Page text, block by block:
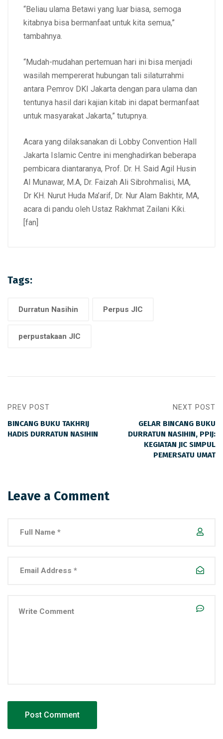
“Beliau ulama Betawi yang luar biasa, semoga
kitabnya bisa bermanfaat untuk kita semua,”
tambahnya.
“Mudah-mudahan pertemuan hari ini bisa menjadi
wasilah mempererat hubungan tali silaturrahmi
antara Pemrov DKI Jakarta dengan para ulama dan
tentunya hasil dari kajian kitab ini dapat bermanfaat
untuk masyarakat Jakarta,” tutupnya.
Acara yang dilaksanakan di Lobby Convention Hall
Jakarta Islamic Centre ini menghadirkan beberapa
pembicara diantaranya, Prof. Dr. H. Said Agil Husin
Al Munawar, M.A, Dr. Faizah Ali Sibrohmalisi, MA,
Dr KH. Nurut Huda Ma’arif, Dr. Nur Alam Bakhtir, MA,
acara di pandu oleh Ustaz Rakhmat Zailani Kiki.
[fan]
Tags:
Durratun Nasihin Perpus JIC
perpustakaan JIC
PREV POST
BINCANG BUKU TAKHRIJ
HADIS DURRATUN NASIHIN
NEXT POST
GELAR BINCANG BUKU
DURRATUN NASIHIN, PPIJ:
KEGIATAN JIC SIMPUL
PEMERSATU UMAT
Leave a Comment